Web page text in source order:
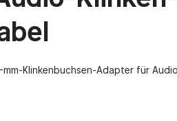
Klinkenbuchsen-Adapter für